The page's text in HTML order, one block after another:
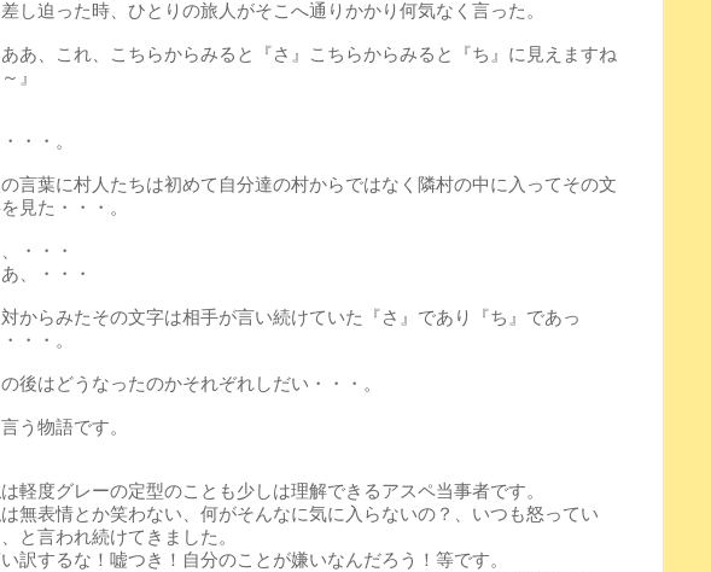
し迫った時、ひとりの旅人がそこへ通りかかり何気なく言った。
あ、これ、こちらからみると『さ』こちらからみると『ち』に見えますね
』
・・。
言葉に村人たちは初めて自分達の村からではなく隣村の中に入ってその文
見た・・・。
・・・
、・・・
からみたその文字は相手が言い続けていた『さ』であり『ち』であっ
・・。
後はどうなったのかそれぞれしだい・・・。
う物語です。
軽度グレーの定型のことも少しは理解できるアスペ当事者です。
無表情とか笑わない、何がそんなに気に入らないの？、いつも怒ってい
と言われ続けてきました。
訳するな！嘘つき！自分のことが嫌いなんだろう！等です。